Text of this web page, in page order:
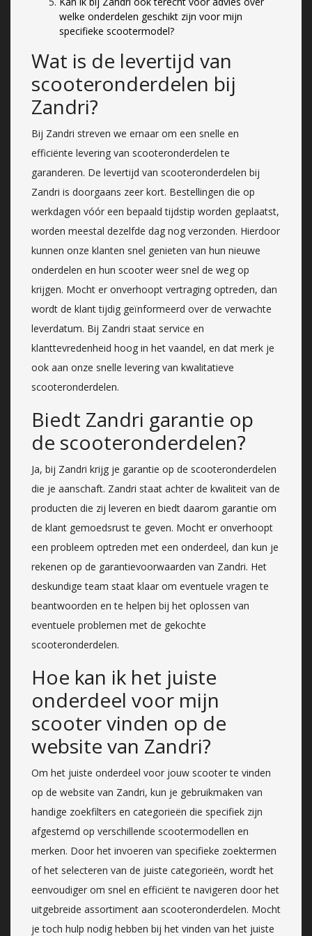
welke onderdelen geschikt zijn voor mijn
specifieke scootermodel?
Wat is de levertijd van
scooteronderdelen bij
Zandri?
Bij Zandri streven we ernaar om een snelle en
efficiënte levering van scooteronderdelen te
garanderen. De levertijd van scooteronderdelen bij
Zandri is doorgaans zeer kort. Bestellingen die op
werkdagen vóór een bepaald tijdstip worden geplaatst,
worden meestal dezelfde dag nog verzonden. Hierdoor
kunnen onze klanten snel genieten van hun nieuwe
onderdelen en hun scooter weer snel de weg op
krijgen. Mocht er onverhoopt vertraging optreden, dan
wordt de klant tijdig geïnformeerd over de verwachte
leverdatum. Bij Zandri staat service en
klanttevredenheid hoog in het vaandel, en dat merk je
ook aan onze snelle levering van kwalitatieve
scooteronderdelen.
Biedt Zandri garantie op
de scooteronderdelen?
Ja, bij Zandri krijg je garantie op de scooteronderdelen
die je aanschaft. Zandri staat achter de kwaliteit van de
producten die zij leveren en biedt daarom garantie om
de klant gemoedsrust te geven. Mocht er onverhoopt
een probleem optreden met een onderdeel, dan kun je
rekenen op de garantievoorwaarden van Zandri. Het
deskundige team staat klaar om eventuele vragen te
beantwoorden en te helpen bij het oplossen van
eventuele problemen met de gekochte
scooteronderdelen.
Hoe kan ik het juiste
onderdeel voor mijn
scooter vinden op de
website van Zandri?
Om het juiste onderdeel voor jouw scooter te vinden
op de website van Zandri, kun je gebruikmaken van
handige zoekfilters en categorieën die specifiek zijn
afgestemd op verschillende scootermodellen en
merken. Door het invoeren van specifieke zoektermen
of het selecteren van de juiste categorieën, wordt het
eenvoudiger om snel en efficiënt te navigeren door het
uitgebreide assortiment aan scooteronderdelen. Mocht
je toch hulp nodig hebben bij het vinden van het juiste